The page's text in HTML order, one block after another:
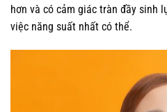
hơn và có cảm giác tràn đầy sinh
việc năng suất nhất có thể.